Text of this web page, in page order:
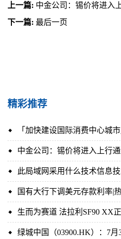
上一篇: 中金公司：锡价将进入
下一篇: 最后一页
精彩推荐
国有大行下调美元存款利率|